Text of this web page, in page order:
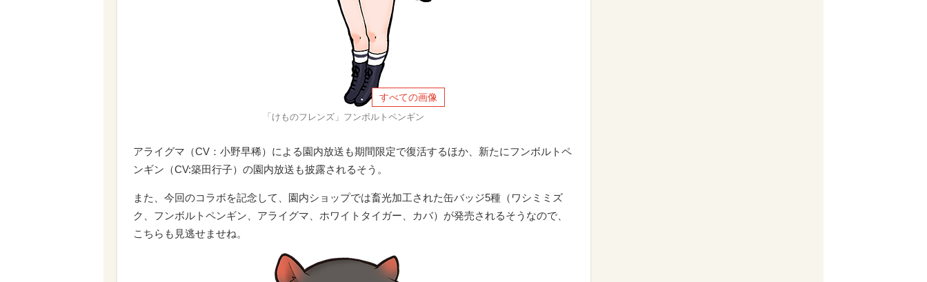
すべての画像
「けものフレンズ」フンボルトペンギン
アライグマ（CV：小野早稀）による園内放送も期間限定で復活するほか、新たにフンボルトペ
ンギン（CV:築田行子）の園内放送も披露されるそう。
また、今回のコラボを記念して、園内ショップでは畜光加工された缶バッジ5種（ワシミミズ
ク、フンボルトペンギン、アライグマ、ホワイトタイガー、カバ）が発売されるそうなので、
こちらも見逃せませね。